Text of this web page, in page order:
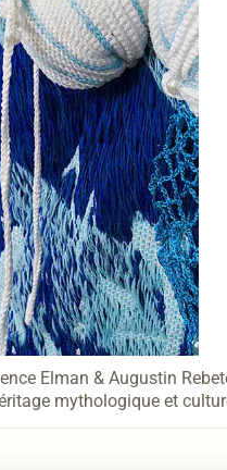
Elman & Augustin
mythologique et